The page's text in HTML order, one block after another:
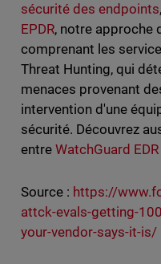
sécurité des endpoints
EPDR, notre approche
comprenant les
Threat Hunting, qui
menaces provenant
intervention d'une
sécurité. Découvrez
entre WatchGuard
Source : https://
attck-evals-getting-
your-vendor-says-it-is/